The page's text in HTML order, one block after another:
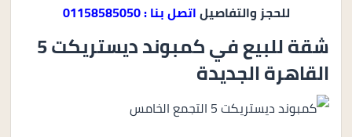
للحجز والتفاصيلاتصل بنا : 01158585050
شقة للبيع في كمبوند ديستريكت 5
القاهرة الجديدة